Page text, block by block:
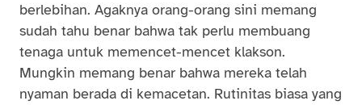
berlebihan. Agaknya orang-orang sini memang
sudah tahu benar bahwa tak perlu membuang
tenaga untuk memencet-mencet klakson.
Mungkin memang benar bahwa mereka telah
nyaman berada di kemacetan. Rutinitas biasa yang